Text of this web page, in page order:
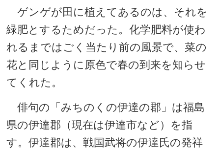
ゲンゲが田に植えてあるのは、それを
緑肥とするためだった。化学肥料が使わ
れるまではごく当たり前の風景で、菜の
花と同じように原色で春の到来を知らせ
てくれた。
俳句の「みちのくの伊達の郡」は福島
県の伊達郡（現在は伊達市など）を指
す。伊達郡は、戦国武将の伊達氏の発祥